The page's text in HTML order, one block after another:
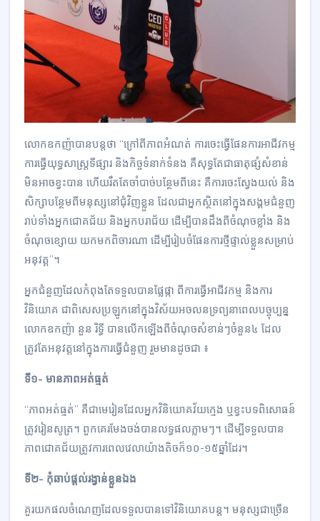
លោកឧកញ៉ាបានបន្តថា “ក្រៅពីភាពអំណត់ ការចេះធ្វើផែនការអាជីវកម្ម
ការធ្វើយុទ្ធសាស្ត្រទីផ្សារ និងកិច្ចទំនាក់ទំនង គឺសុទ្ធតែជាធាតុផ្សំសំខាន់
មិនអាចខ្វះបាន ហើយរឹតតែចាំបាច់បន្ថែមពីនេះ គឺការចេះស្វែងយល់ និង
សិក្សាបន្ថែមពីមនុស្សនៅជុំវិញខ្លួន ដែលជាអ្នកស្ថិតនៅក្នុងសង្គមជំនួញ
រាប់ទាំងអ្នកជោគជ័យ និងអ្នកបរាជ័យ ដើម្បីបានដឹងពីចំណុចខ្លាំង និង
ចំណុចខ្សោយ យកមកពិចារណា ដើម្បីរៀបចំផែនការថ្មីផ្ទាល់ខ្លួនសម្រាប់
អនុវត្ត”។
អ្នកជំនួញដែលកំពុងតែទទួលបានផ្លែផ្កា ពីការធ្វើអាជីវកម្ម និងការ
វិនិយោគ ជាពិសេសប្រឡូកនៅក្នុងវិស័យអចលនទ្រព្យនាពេលបច្ចុប្បន្ន
លោកឧកញ៉ា នួន រិទ្ធី បានលើកឡើងពីចំណុចសំខាន់ៗចំនួន៤ ដែល
ត្រូវតែអនុវត្តនៅក្នុងការធ្វើជំនួញ រួមមានដូចជា ៖
ទី១- មានភាពអត់ធ្មត់
“ភាពអត់ធ្មត់” គឺជាមេរៀនដែលអ្នកវិនិយោគវ័យក្មេង ឬខ្វះបទពិសោធន៍
ត្រូវរៀនសូត្រ។ ពួកគេរមែងចង់បានលទ្ធផលភ្លាមៗ។ ដើម្បីទទួលបាន
ភាពជោគជ័យត្រូវការពេលវេលាយ៉ាងតិចក៏១០-១៥ឆ្នាំដែរ។
ទី២- កុំឆាប់ផ្តល់រង្វាន់ខ្លួនឯង
គួរយកផលចំណេញដែលទទួលបានទៅវិនិយោគបន្ត។ មនុស្សជាច្រើន